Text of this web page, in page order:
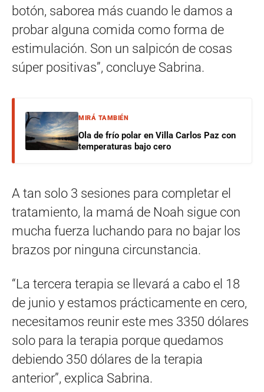
botón, saborea más cuando le damos a
probar alguna comida como forma de
estimulación. Son un salpicón de cosas
súper positivas”, concluye Sabrina.
MIRÁ TAMBIÉN
Ola de frío polar en Villa Carlos Paz con
temperaturas bajo cero
A tan solo 3 sesiones para completar el
tratamiento, la mamá de Noah sigue con
mucha fuerza luchando para no bajar los
brazos por ninguna circunstancia.
“La tercera terapia se llevará a cabo el 18
de junio y estamos prácticamente en cero,
necesitamos reunir este mes 3350 dólares
solo para la terapia porque quedamos
debiendo 350 dólares de la terapia
anterior”, explica Sabrina.